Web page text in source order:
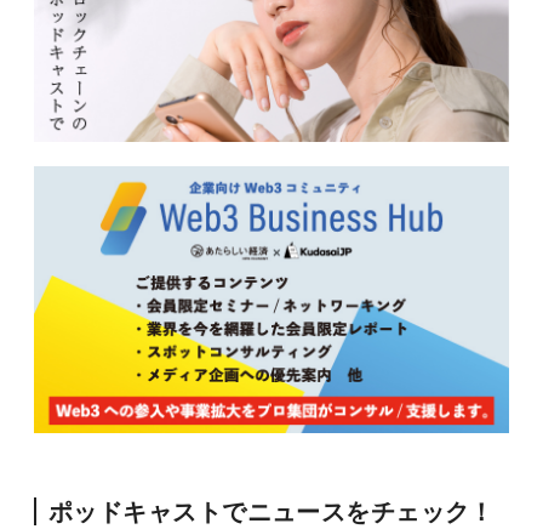
ポッドキャストでニュースをチェック！